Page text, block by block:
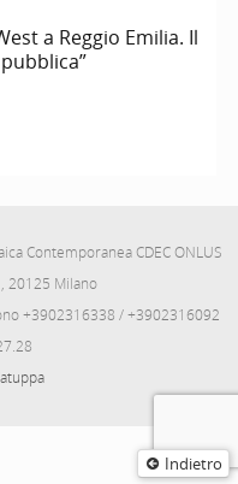
Indietro
a Reggio Emilia. Il
Contemporanea CDEC ONLUS
20125 Milano
+3902316338 / +3902316092